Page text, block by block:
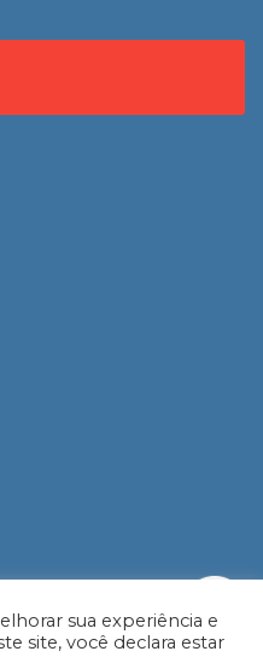
sua experiência e
site, você declara estar